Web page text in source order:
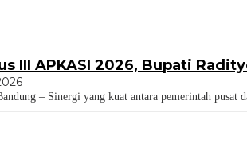
III APKASI 2026, Bupati
– Sinergi yang kuat antara pemerintah pusat